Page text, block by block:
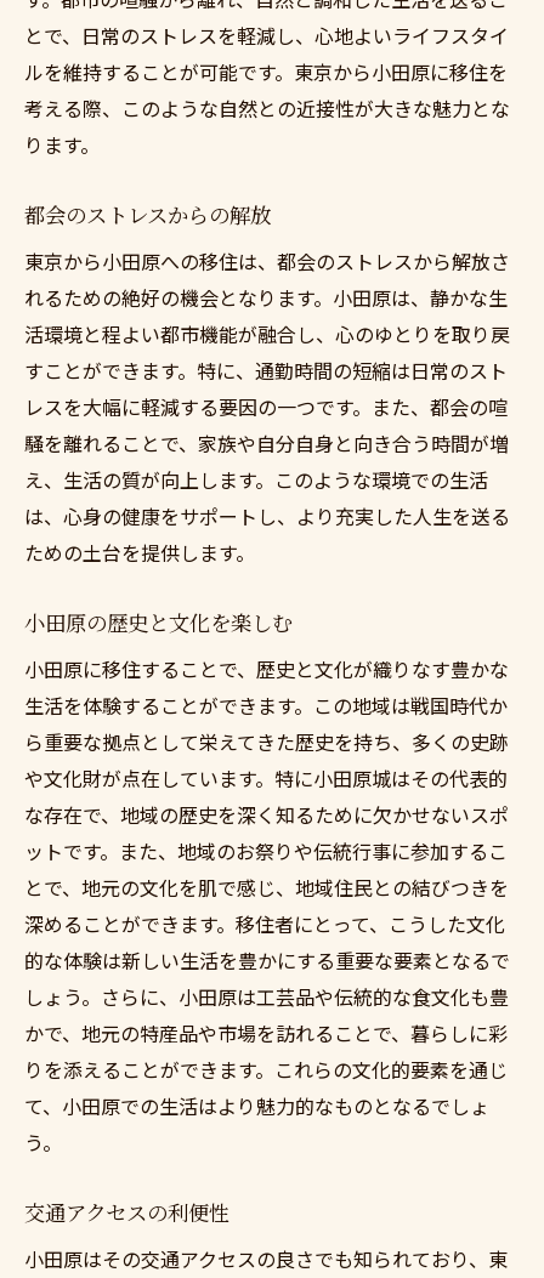
市場のトレンドを理解する
価格帯とエリアを比較する
不動産エージェントとの連携
契約時の注意点を押さえる
ストレスフリーな物件選びのポイント
自分のニーズに合った物件を選ぶ
長期的視点での選択
隠れたコストを見逃さない
地域の安全性を確認する
将来の価値を考える
専門家の意見を求める
移住計画成功のための具体的ステップ
必要な手続きを確認
引越し業者の選定
新生活に向けた準備
家族や友人との調整
移住後のサポート体制を整える
売却と新居選びを一貫したサポートで
古い住まいの売却戦略
新居購入のタイミングを計る
エージェントとの連携強化
ローン手続きのサポート
売買契約の流れを理解
アフターサービスを活用
補助金や助成金の活用
リフォームと新築の比較
とで、日常のストレスを軽減し、心地よいライフスタイ
ルを維持することが可能です。東京から小田原に移住を
考える際、このような自然との近接性が大きな魅力とな
ります。
都会のストレスからの解放
東京から小田原への移住は、都会のストレスから解放さ
れるための絶好の機会となります。小田原は、静かな生
活環境と程よい都市機能が融合し、心のゆとりを取り戻
すことができます。特に、通勤時間の短縮は日常のスト
レスを大幅に軽減する要因の一つです。また、都会の喧
騒を離れることで、家族や自分自身と向き合う時間が増
え、生活の質が向上します。このような環境での生活
は、心身の健康をサポートし、より充実した人生を送る
ための土台を提供します。
小田原の歴史と文化を楽しむ
小田原に移住することで、歴史と文化が織りなす豊かな
生活を体験することができます。この地域は戦国時代か
ら重要な拠点として栄えてきた歴史を持ち、多くの史跡
や文化財が点在しています。特に小田原城はその代表的
な存在で、地域の歴史を深く知るために欠かせないスポ
ットです。また、地域のお祭りや伝統行事に参加するこ
とで、地元の文化を肌で感じ、地域住民との結びつきを
深めることができます。移住者にとって、こうした文化
的な体験は新しい生活を豊かにする重要な要素となるで
しょう。さらに、小田原は工芸品や伝統的な食文化も豊
かで、地元の特産品や市場を訪れることで、暮らしに彩
りを添えることができます。これらの文化的要素を通じ
て、小田原での生活はより魅力的なものとなるでしょ
う。
交通アクセスの利便性
小田原はその交通アクセスの良さでも知られており、東